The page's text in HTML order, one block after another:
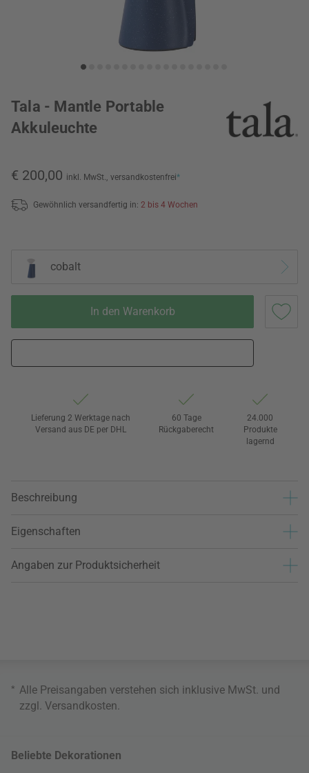
Tala - Mantle Portable
Akkuleuchte
€ 200,00 inkl. MwSt., versandkostenfrei*
Gewöhnlich versandfertig in: 2 bis 4 Wochen
cobalt
In den Warenkorb
Lieferung 2 Werktage nach
Versand aus DE per DHL
60 Tage
Rückgaberecht
24.000
Produkte
lagernd
Beschreibung
Eigenschaften
Angaben zur Produktsicherheit
* Alle Preisangaben verstehen sich inklusive MwSt. und
zzgl. Versandkosten
Beliebte Dekorationen